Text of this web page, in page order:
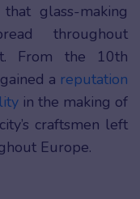
glass-making
throughout
From the 10th
a reputation
in the making of
craftsmen left
Europe.